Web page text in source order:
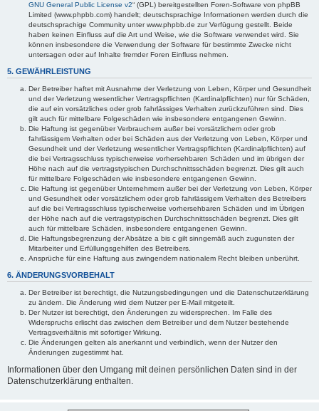
GNU General Public License v2“ (GPL) bereitgestellten Foren-Software von phpBB
Limited (www.phpbb.com) handelt; deutschsprachige Informationen werden durch die
deutschsprachige Community unter www.phpbb.de zur Verfügung gestellt. Beide
haben keinen Einfluss auf die Art und Weise, wie die Software verwendet wird. Sie
können insbesondere die Verwendung der Software für bestimmte Zwecke nicht
untersagen oder auf Inhalte fremder Foren Einfluss nehmen.
5. GEWÄHRLEISTUNG
Der Betreiber haftet mit Ausnahme der Verletzung von Leben, Körper und Gesundheit
und der Verletzung wesentlicher Vertragspflichten (Kardinalpflichten) nur für Schäden,
die auf ein vorsätzliches oder grob fahrlässiges Verhalten zurückzuführen sind. Dies
gilt auch für mittelbare Folgeschäden wie insbesondere entgangenen Gewinn.
Die Haftung ist gegenüber Verbrauchern außer bei vorsätzlichem oder grob
fahrlässigem Verhalten oder bei Schäden aus der Verletzung von Leben, Körper und
Gesundheit und der Verletzung wesentlicher Vertragspflichten (Kardinalpflichten) auf
die bei Vertragsschluss typischerweise vorhersehbaren Schäden und im übrigen der
Höhe nach auf die vertragstypischen Durchschnittsschäden begrenzt. Dies gilt auch
für mittelbare Folgeschäden wie insbesondere entgangenen Gewinn.
Die Haftung ist gegenüber Unternehmern außer bei der Verletzung von Leben, Körper
und Gesundheit oder vorsätzlichem oder grob fahrlässigem Verhalten des Betreibers
auf die bei Vertragsschluss typischerweise vorhersehbaren Schäden und im Übrigen
der Höhe nach auf die vertragstypischen Durchschnittsschäden begrenzt. Dies gilt
auch für mittelbare Schäden, insbesondere entgangenen Gewinn.
Die Haftungsbegrenzung der Absätze a bis c gilt sinngemäß auch zugunsten der
Mitarbeiter und Erfüllungsgehilfen des Betreibers.
Ansprüche für eine Haftung aus zwingendem nationalem Recht bleiben unberührt.
6. ÄNDERUNGSVORBEHALT
Der Betreiber ist berechtigt, die Nutzungsbedingungen und die Datenschutzerklärung
zu ändern. Die Änderung wird dem Nutzer per E-Mail mitgeteilt.
Der Nutzer ist berechtigt, den Änderungen zu widersprechen. Im Falle des
Widerspruchs erlischt das zwischen dem Betreiber und dem Nutzer bestehende
Vertragsverhältnis mit sofortiger Wirkung.
Die Änderungen gelten als anerkannt und verbindlich, wenn der Nutzer den
Änderungen zugestimmt hat.
Informationen über den Umgang mit deinen persönlichen Daten sind in der
Datenschutzerklärung enthalten.